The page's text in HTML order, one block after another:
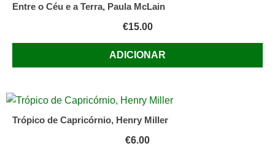
Entre o Céu e a Terra, Paula McLain
€15.00
ADICIONAR
Trópico de Capricórnio, Henry Miller
€6.00